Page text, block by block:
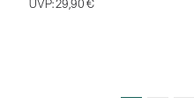
UVP:29,90 €